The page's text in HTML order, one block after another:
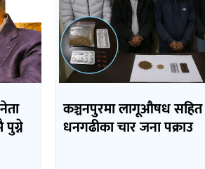
पुग्ने
कञ्चनपुरमा लागूऔषध सहित
धनगढीका चार जना पक्राउ